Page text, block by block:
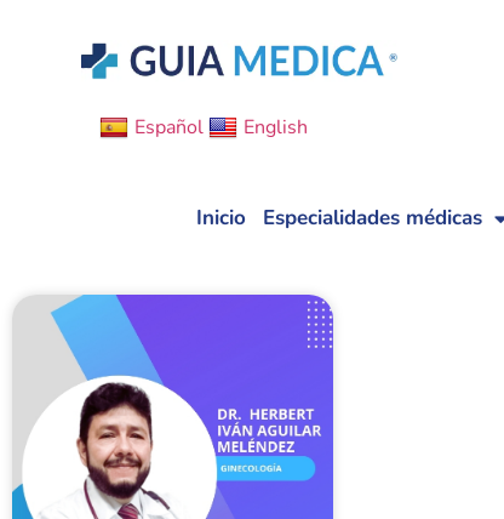
Español English
Inicio Especialidades médicas